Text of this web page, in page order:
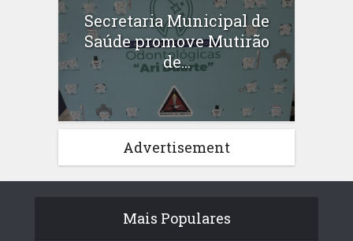
Secretaria Municipal de
Saúde promove Mutirão
de...
Advertisement
Mais Populares